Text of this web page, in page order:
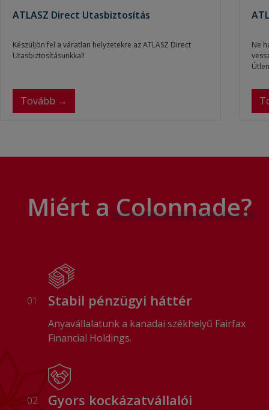
ATLASZ Direct Utasbiztosítás
Készüljön fel a váratlan helyzetekre az ATLASZ Direct
Utasbiztosításunkkal!
Tovább →
Ne
Miért a Colonnade?
01 Stabil pénzügyi háttér
Anyavállalatunk a kanadai székhelyű Fairfax
Financial Holdings.
02
Gyors kockázatvállalói